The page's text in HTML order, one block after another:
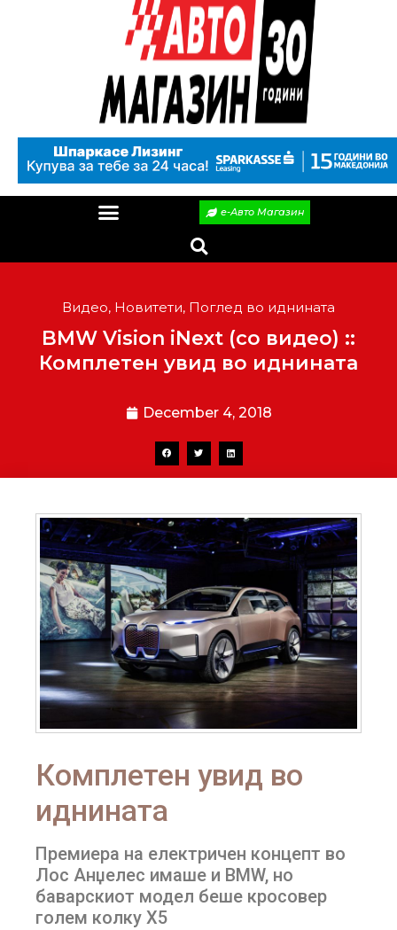
е-Авто Магазин
Видео, Новитети, Поглед во иднината
BMW Vision iNext (со видео) ::
Комплетен увид во иднината
December 4, 2018
Комплетен увид во
иднината
Премиера на електричен концепт во
Лос Анџелес имаше и BMW, но
баварскиот модел беше кросовер
голем колку X5